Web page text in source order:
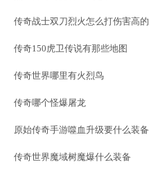
传奇战士双刀烈火怎么打伤害高的
传奇150虎卫传说有那些地图
传奇世界哪里有火烈鸟
传奇哪个怪爆屠龙
原始传奇手游噬血升级要什么装备
传奇世界魔域树魔爆什么装备